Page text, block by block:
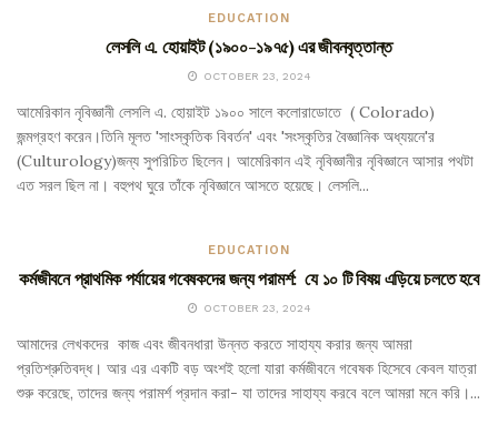
EDUCATION
লেসলি এ. হোয়াইট (১৯০০-১৯৭৫) এর জীবনবৃত্তান্ত
OCTOBER 23, 2024
আমেরিকান নৃবিজ্ঞানী লেসলি এ. হোয়াইট ১৯০০ সালে কলোরাডোতে ( Colorado)
জন্মগ্রহণ করেন।তিনি মূলত 'সাংস্কৃতিক বিবর্তন' এবং 'সংস্কৃতির বৈজ্ঞানিক অধ্যয়নে'র
(Culturology)জন্য সুপরিচিত ছিলেন। আমেরিকান এই নৃবিজ্ঞানীর নৃবিজ্ঞানে আসার পথটা
এত সরল ছিল না। বহুপথ ঘুরে তাঁকে নৃবিজ্ঞানে আসতে হয়েছে। লেসলি...
EDUCATION
কর্মজীবনে প্রাথমিক পর্যায়ের গবেষকদের জন্য পরামর্শ: যে ১০ টি বিষয় এড়িয়ে চলতে হবে
OCTOBER 23, 2024
আমাদের লেখকদের কাজ এবং জীবনধারা উন্নত করতে সাহায্য করার জন্য আমরা
প্রতিশ্রুতিবদ্ধ। আর এর একটি বড় অংশই হলো যারা কর্মজীবনে গবেষক হিসেবে কেবল যাত্রা
শুরু করেছে, তাদের জন্য পরামর্শ প্রদান করা- যা তাদের সাহায্য করবে বলে আমরা মনে করি।...